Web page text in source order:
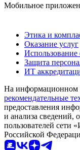
Мобильное
Этика и
Оказание услуг
Использование
Защита
ИТ
На информационном
рекомендательные
предоставления
и анализа сведений,
пользователей сети
Российской